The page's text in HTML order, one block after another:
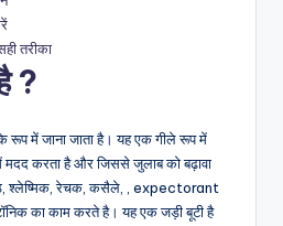
तरीका
?
में जाना जाता है। यह एक गीले रूप में
मदद करता है और जिससे जुलाब को बढ़ावा
श्लेष्मिक, रेचक, कसैले, , expectorant
का काम करते है। यह एक जड़ी बूटी है